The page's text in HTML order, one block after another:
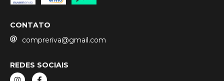
CONTATO
compreriva@gmail.com
REDES SOCIAIS